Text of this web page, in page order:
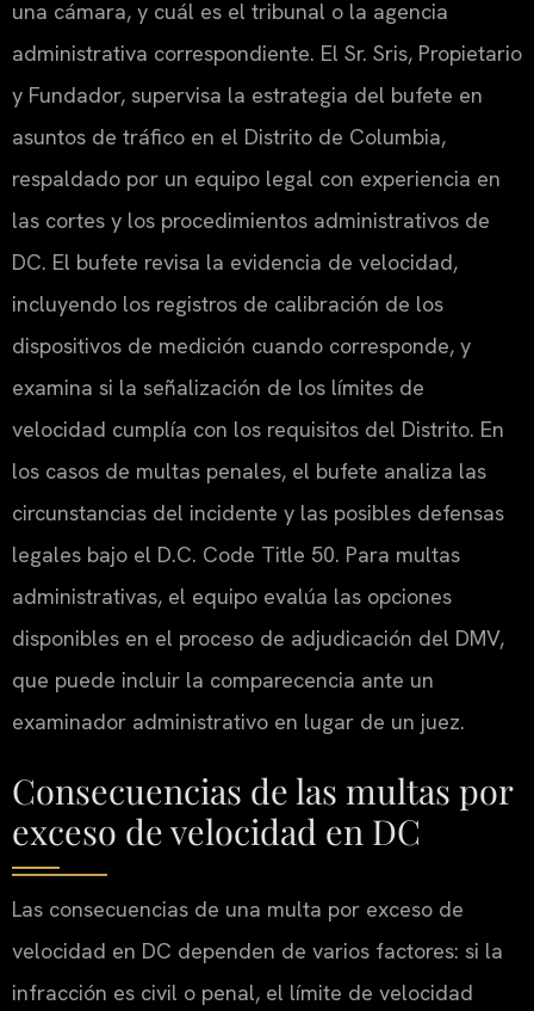
una cámara, y cuál es el tribunal o la agencia
administrativa correspondiente. El Sr. Sris, Propietario
y Fundador, supervisa la estrategia del bufete en
asuntos de tráfico en el Distrito de Columbia,
respaldado por un equipo legal con experiencia en
las cortes y los procedimientos administrativos de
DC. El bufete revisa la evidencia de velocidad,
incluyendo los registros de calibración de los
dispositivos de medición cuando corresponde, y
examina si la señalización de los límites de
velocidad cumplía con los requisitos del Distrito. En
los casos de multas penales, el bufete analiza las
circunstancias del incidente y las posibles defensas
legales bajo el D.C. Code Title 50. Para multas
administrativas, el equipo evalúa las opciones
disponibles en el proceso de adjudicación del DMV,
que puede incluir la comparecencia ante un
examinador administrativo en lugar de un juez.
Consecuencias de las multas por
exceso de velocidad en DC
Las consecuencias de una multa por exceso de
velocidad en DC dependen de varios factores: si la
infracción es civil o penal, el límite de velocidad